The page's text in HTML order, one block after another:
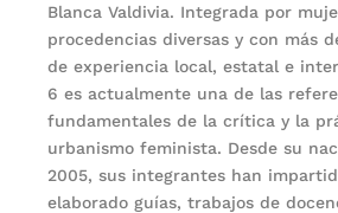
Blanca Valdivia. Integrada por
procedencias diversas y con más
de experiencia local, estatal e
6 es actualmente una de las
fundamentales de la crítica y la
urbanismo feminista. Desde su
2005, sus integrantes han
elaborado guías, trabajos de